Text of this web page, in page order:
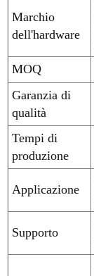
Marchio
dell'hardware
MOQ
Garanzia di
qualità
Tempi di
produzione
Applicazione
Supporto